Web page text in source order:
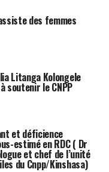
des femmes
Litanga Kolongele
soutenir le CNPP
et déficience
estimé en RDC ( Dr
et chef de l’unité
du Cnpp/Kinshasa)